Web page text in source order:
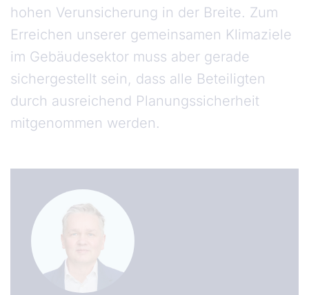
hohen Verunsicherung in der Breite. Zum
Erreichen unserer gemeinsamen Klimaziele
im Gebäudesektor muss aber gerade
sichergestellt sein, dass alle Beteiligten
durch ausreichend Planungssicherheit
mitgenommen werden.